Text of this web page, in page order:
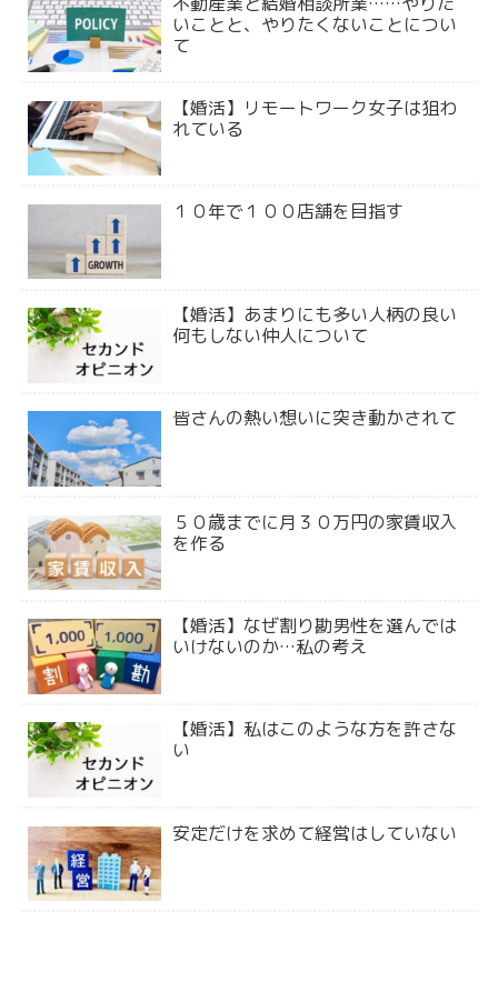
いことと、やりたくないことについ
て
【婚活】リモートワーク女子は狙わ
れている
１０年で１００店舗を目指す
【婚活】あまりにも多い人柄の良い
何もしない仲人について
皆さんの熱い想いに突き動かされて
５０歳までに月３０万円の家賃収入
を作る
【婚活】なぜ割り勘男性を選んでは
いけないのか…私の考え
【婚活】私はこのような方を許さな
い
安定だけを求めて経営はしていない